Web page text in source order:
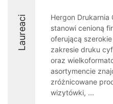
Laureaci
Hergon Drukarnia
stanowi cenioną
oferującą
zakresie druku
oraz
asortymencie
zróżnicowane
wizytówki, ...